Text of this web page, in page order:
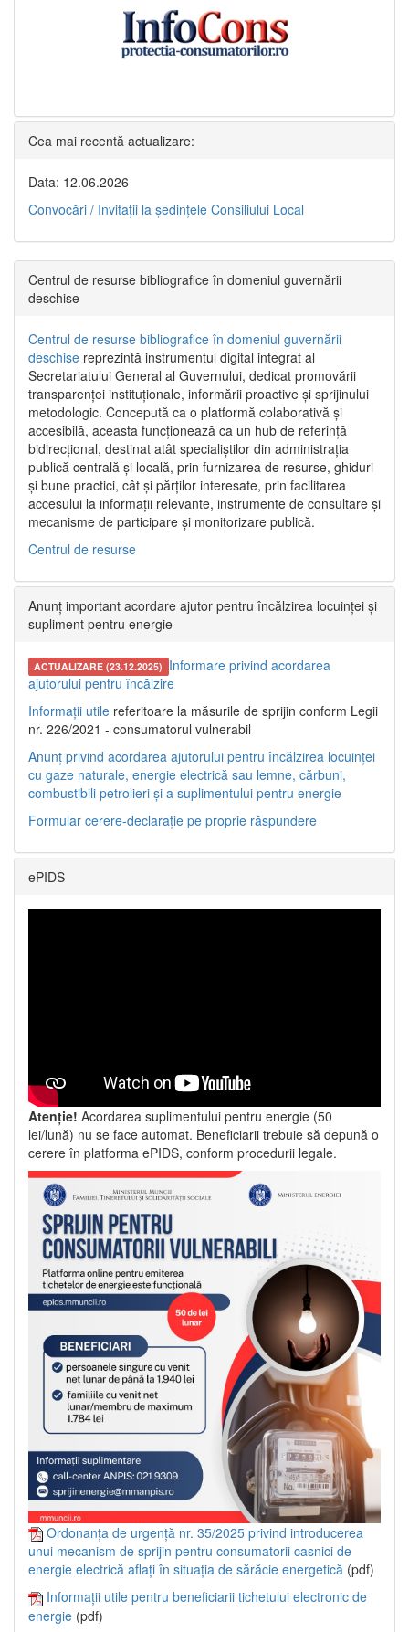
Cea mai recentă actualizare:
Data: 12.06.2026
Convocări / Invitaţii la şedinţele Consiliului Local
Centrul de resurse bibliografice în domeniul guvernării
deschise
Centrul de resurse bibliografice în domeniul guvernării
deschise reprezintă instrumentul digital integrat al
Secretariatului General al Guvernului, dedicat promovării
transparenței instituționale, informării proactive și sprijinului
metodologic. Concepută ca o platformă colaborativă și
accesibilă, aceasta funcționează ca un hub de referință
bidirecțional, destinat atât specialiștilor din administrația
publică centrală și locală, prin furnizarea de resurse, ghiduri
și bune practici, cât și părților interesate, prin facilitarea
accesului la informații relevante, instrumente de consultare și
mecanisme de participare și monitorizare publică.
Centrul de resurse
Anunț important acordare ajutor pentru încălzirea locuinței și
supliment pentru energie
ACTUALIZARE (23.12.2025) Informare privind acordarea
ajutorului pentru încălzire
Informații utile referitoare la măsurile de sprijin conform Legii
nr. 226/2021 - consumatorul vulnerabil
Anunț privind acordarea ajutorului pentru încălzirea locuinței
cu gaze naturale, energie electrică sau lemne, cărbuni,
combustibili petrolieri și a suplimentului pentru energie
Formular cerere-declarație pe proprie răspundere
ePIDS
Atenție! Acordarea suplimentului pentru energie (50
lei/lună) nu se face automat. Beneficiarii trebuie să depună o
cerere în platforma ePIDS, conform procedurii legale.
Ordonanța de urgență nr. 35/2025 privind introducerea
unui mecanism de sprijin pentru consumatorii casnici de
energie electrică aflați în situația de sărăcie energetică (pdf)
Informații utile pentru beneficiarii tichetului electronic de
energie (pdf)